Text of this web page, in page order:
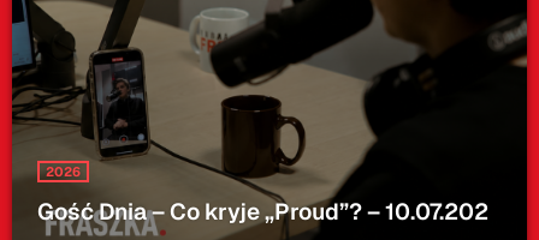
2026
Gość Dnia – Co kryje „Proud”? – 10.07.202